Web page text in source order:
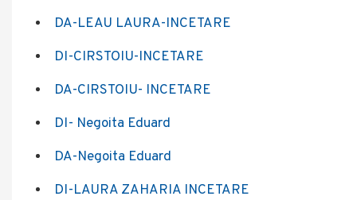
DA-LEAU LAURA-INCETARE
DI-CIRSTOIU-INCETARE
DA-CIRSTOIU- INCETARE
DI- Negoita Eduard
DA-Negoita Eduard
DI-LAURA ZAHARIA INCETARE